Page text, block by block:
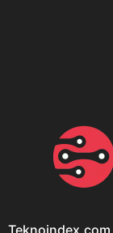
Teknoindex.com